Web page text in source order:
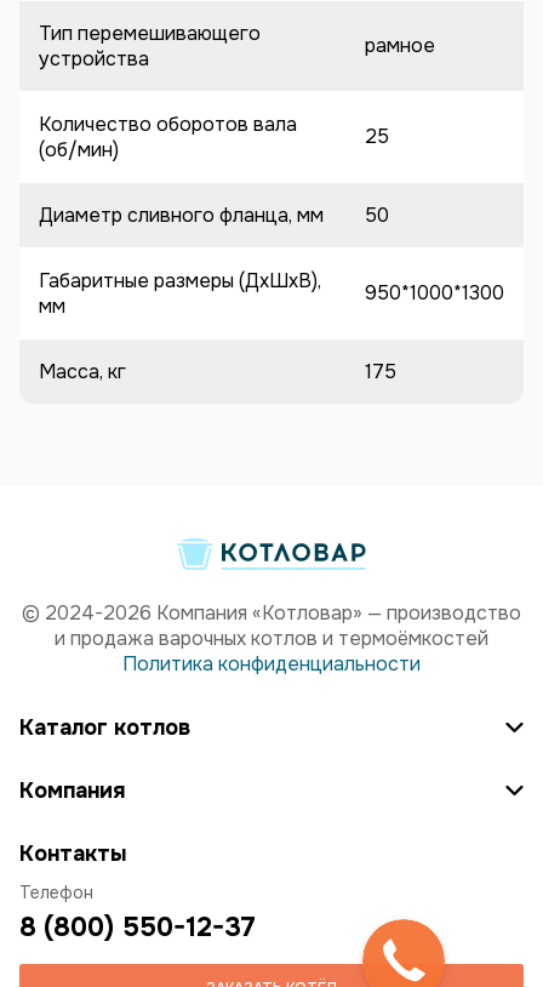
Тип перемешивающего
устройства
рамное
Количество оборотов вала
(об/мин)
25
Диаметр сливного фланца, мм 50
Габаритные размеры (ДхШхВ),
мм
950*1000*1300
Масса, кг 175
© 2024-2026 Компания «Котловар» — производство
и продажа варочных котлов и термоёмкостей
Политика конфиденциальности
Каталог котлов
Компания
Контакты
Телефон
8 (800) 550-12-37